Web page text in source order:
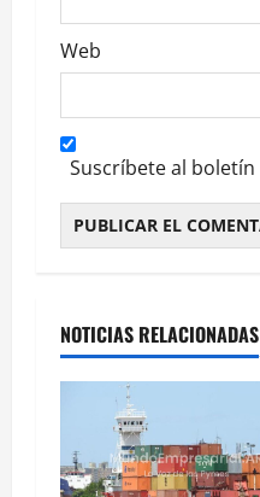
Web
Suscríbete al boletín
NOTICIAS RELACIONADAS